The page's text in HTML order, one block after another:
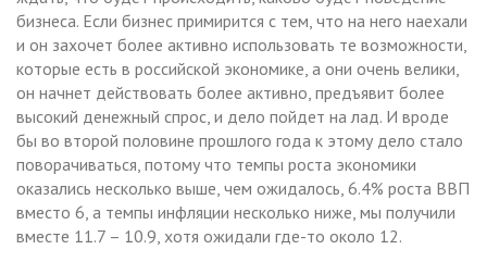
бизнеса. Если бизнес примирится с тем, что на него наехали
и он захочет более активно использовать те возможности,
которые есть в российской экономике, а они очень велики,
он начнет действовать более активно, предъявит более
высокий денежный спрос, и дело пойдет на лад. И вроде
бы во второй половине прошлого года к этому дело стало
поворачиваться, потому что темпы роста экономики
оказались несколько выше, чем ожидалось, 6.4% роста ВВП
вместо 6, а темпы инфляции несколько ниже, мы получили
вместе 11.7 – 10.9, хотя ожидали где-то около 12.